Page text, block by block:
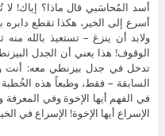
أسد المُحاسَبي قال ماذا؟ إياك!
أسرع إلى الخير، هكذا تقطع دابره
ولابد أن ينزغ – تستعيذ بالله
الوقوف! هذا يعني أن الجدل
تدخل في جدل بيزنطي معه: أنت
السابقة – فقط، وطبعاً هذه
في الفهم أيها الإخوة وفي المعرفة
الإسراع أيها الإخوة! الإسراع في